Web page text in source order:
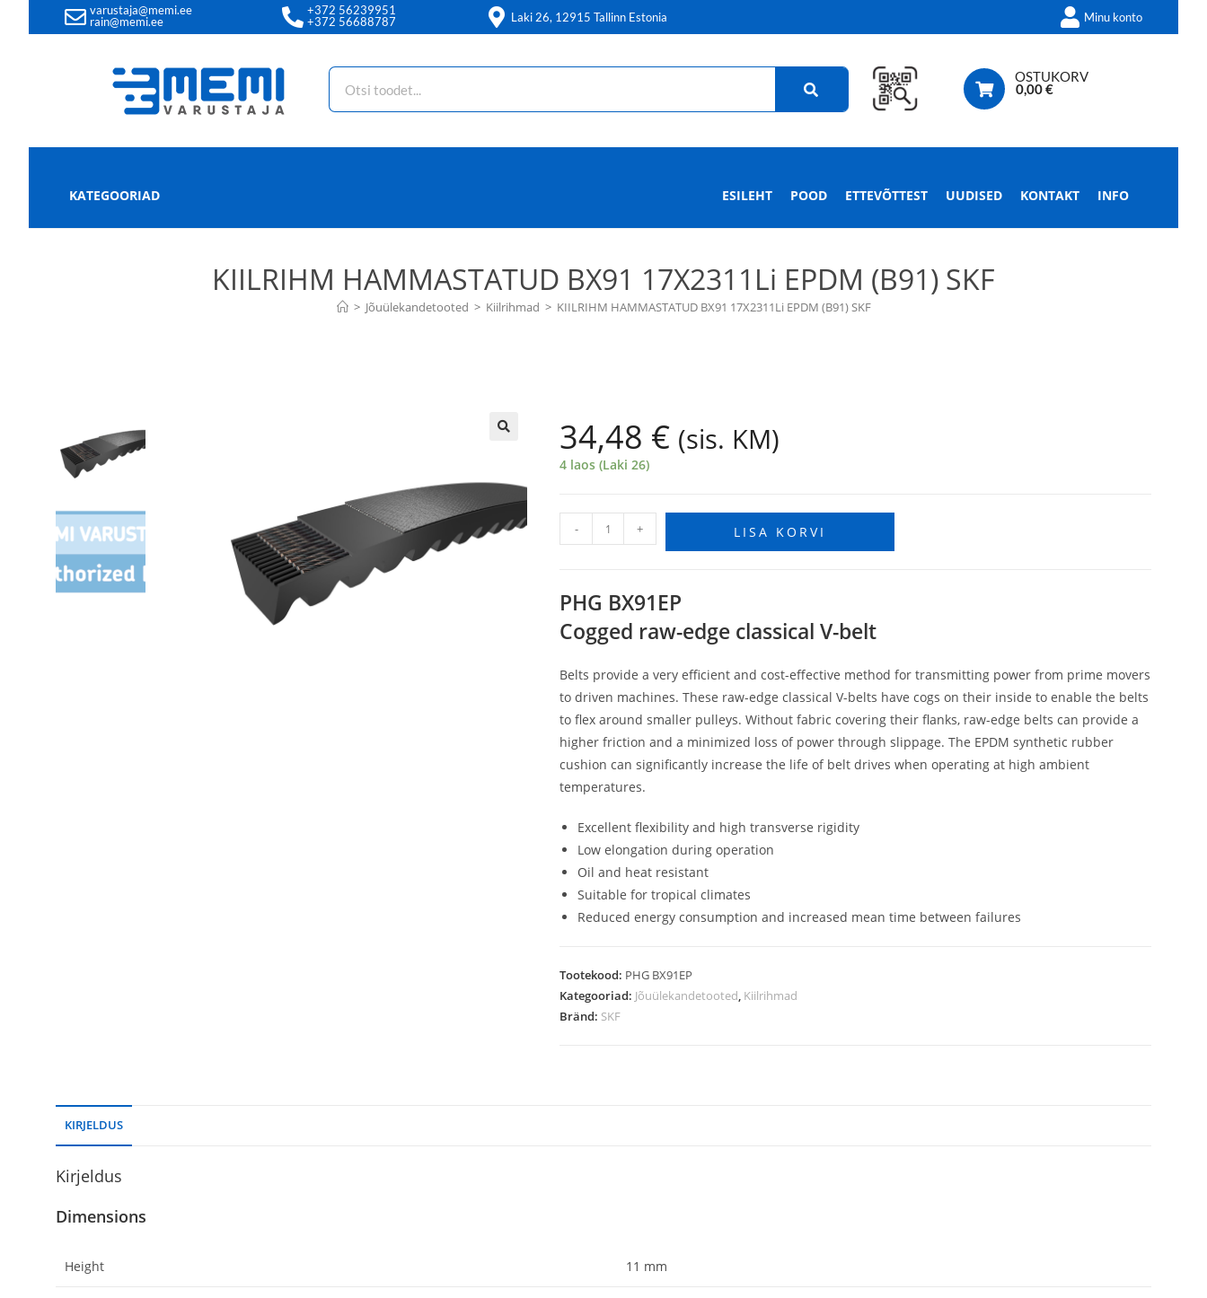
varustaja@memi.ee
rain@memi.ee
+372 56239951
+372 56688787
Laki 26, 12915 Tallinn Estonia Minu konto
OSTUKORV
0,00€
KATEGOORIAD ESILEHT POOD ETTEVÕTTEST UUDISED KONTAKT INFO
KIILRIHM HAMMASTATUD BX91 17X2311Li EPDM (B91) SKF
> Jõuülekandetooted > Kiilrihmad > KIILRIHM HAMMASTATUD BX91 17X2311Li EPDM (B91) SKF
34,48 € (sis. KM)
4 laos (Laki 26)
- + LISA KORVI
PHG BX91EP
Cogged raw-edge classical V-belt
Belts provide a very efficient and cost-effective method for transmitting power from prime movers
to driven machines. These raw-edge classical V-belts have cogs on their inside to enable the belts
to flex around smaller pulleys. Without fabric covering their flanks, raw-edge belts can provide a
higher friction and a minimized loss of power through slippage. The EPDM synthetic rubber
cushion can significantly increase the life of belt drives when operating at high ambient
temperatures.
Excellent flexibility and high transverse rigidity
Low elongation during operation
Oil and heat resistant
Suitable for tropical climates
Reduced energy consumption and increased mean time between failures
Tootekood: PHG BX91EP
Kategooriad: Jõuülekandetooted, Kiilrihmad
Bränd: SKF
KIRJELDUS
Kirjeldus
Dimensions
Height 11 mm